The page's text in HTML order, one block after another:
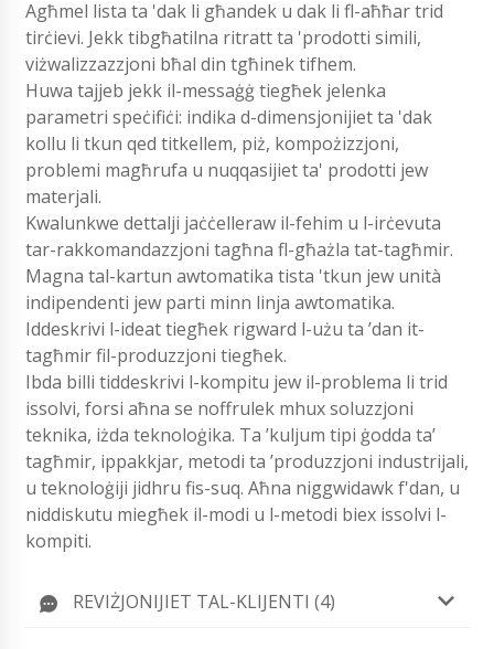
Agħmel lista ta 'dak li għandek u dak li fl-aħħar trid
tirċievi. Jekk tibgħatilna ritratt ta 'prodotti simili,
viżwalizzazzjoni bħal din tgħinek tifhem.
Huwa tajjeb jekk il-messaġġ tiegħek jelenka
parametri speċifiċi: indika d-dimensjonijiet ta 'dak
kollu li tkun qed titkellem, piż, kompożizzjoni,
problemi magħrufa u nuqqasijiet ta' prodotti jew
materjali.
Kwalunkwe dettalji jaċċelleraw il-fehim u l-irċevuta
tar-rakkomandazzjoni tagħna fl-għażla tat-tagħmir.
Magna tal-kartun awtomatika tista 'tkun jew unità
indipendenti jew parti minn linja awtomatika.
Iddeskrivi l-ideat tiegħek rigward l-użu ta ’dan it-
tagħmir fil-produzzjoni tiegħek.
Ibda billi tiddeskrivi l-kompitu jew il-problema li trid
issolvi, forsi aħna se noffrulek mhux soluzzjoni
teknika, iżda teknoloġika. Ta ’kuljum tipi ġodda ta’
tagħmir, ippakkjar, metodi ta ’produzzjoni industrijali,
u teknoloġiji jidhru fis-suq. Aħna niggwidawk f'dan, u
niddiskutu miegħek il-modi u l-metodi biex issolvi l-
kompiti.
REVIŻJONIJIET TAL-KLIJENTI (4)